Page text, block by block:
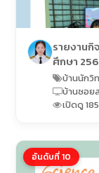
รายงานกิจกรรมก
ศึกษา
อุปถัมภ์)
บ้านนักวิ
บ้านซอย
เปิดดู
อันดับที่ 10